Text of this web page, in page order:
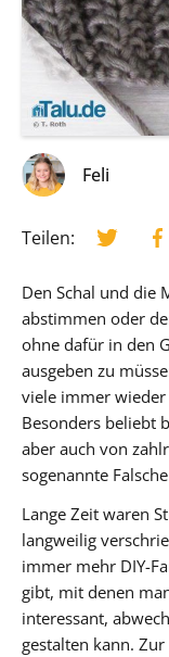
Feli
Teilen:
Den Schal und die
abstimmen oder
ohne dafür in den
ausgeben zu
viele immer wieder
Besonders beliebt
aber auch von
sogenannte
Lange Zeit waren
langweilig
immer mehr DIY-
gibt, mit denen
interessant,
gestalten kann.